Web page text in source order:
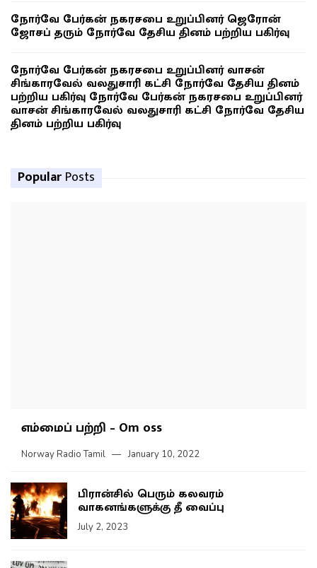
நோர்வே பேர்கன் நகரசபை உறுப்பினர் ஜெரோன்
ஜோசப் தரும் நோர்வே தேசிய தினம் பற்றிய பகிர்வு
நோர்வே பேர்கன் நகரசபை உறுப்பினர் வாசன்
சிங்காரவேல் வலதுசாரி கட்சி நோர்வே தேசிய தினம்
பற்றிய பகிர்வு நோர்வே பேர்கன் நகரசபை உறுப்பினர்
வாசன் சிங்காரவேல் வலதுசாரி கட்சி நோர்வே தேசிய
தினம் பற்றிய பகிர்வு
Popular Posts
எம்மைப் பற்றி – Om oss
Norway Radio Tamil January 10, 2022
பிரான்சில் பெரும் கலவரம்
வாகனங்களுக்கு தீ வைப்பு
July 2, 2023